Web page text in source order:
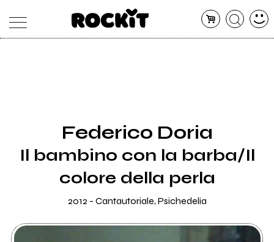
SHOP
RADIO
Federico Doria
Il bambino con la barba/Il
colore della perla
2012 - Cantautoriale, Psichedelia